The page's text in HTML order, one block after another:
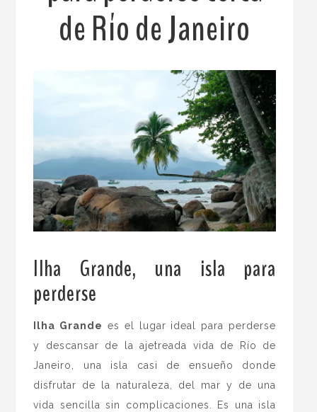
de Río de Janeiro
Ilha Grande, una isla para
perderse
Ilha Grande es el lugar ideal para perderse
y descansar de la ajetreada vida de Río de
Janeiro, una isla casi de ensueño donde
disfrutar de la naturaleza, del mar y de una
vida sencilla sin complicaciones. Es una isla